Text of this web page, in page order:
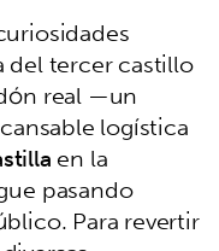
del tercer castillo
real —un
logística
en la
pasando
Para revertir